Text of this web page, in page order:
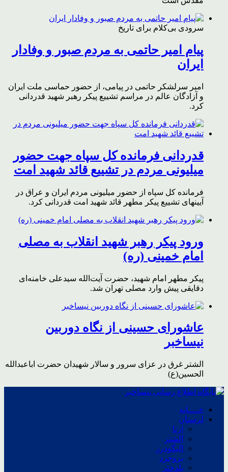
سرودی بی‌کلام برای تاریخ
پیام امیر حاتمی به مردم صبور و وفادار
ایران
امیر سرلشکر حاتمی در پیامی، از حضور حماسی ملت ایران
و آزادگان عالم در مراسم تشییع پیکر رهبر شهید قدردانی
کرد.
قدردانی فرمانده کل سپاه جهت حضور
میلیونی مردم در تشییع قائد شهید امت
فرمانده کل سپاه از حضور میلیونی مردم ایران و عراق در
آیینهای تشییع پیکر مطهر قائد شهید امت قدردانی کرد.
ورود پیکر رهبر شهید انقلاب به مصلی
امام خمینی (ره)
پیکر مطهر امام شهید،‌ حضرت آیت‌الله سیدعلی خامنه‌ای
دقایقی پیش وارد مصلی تهران شد.
عاشورای حسینی از نگاه دوربین
نیساخبر
الشتر غرق در عزای سرور و سالار شهیدان حضرت اباعبدالله
الحسین(ع)
خــــانه
لرستان
ازنا
الشتر
الیگودرز
بروجرد
پلدختر